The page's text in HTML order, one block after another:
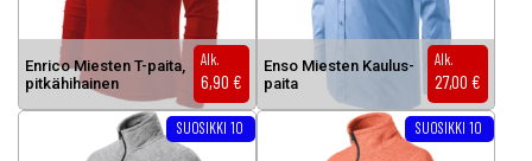
En­ri­co Mies­ten T-pai­ta,
pit­kä­hi­hai­nen
Alk.
6,90 €
En­so Mies­ten Kau­lus­
pai­ta
Alk.
27,00 €
SUOSIKKI 10
Tällä tuotteella on useampi muunnelma. Voit tehdä valinnat
SUOSIKKI 10
Tällä tuotteella on useampi